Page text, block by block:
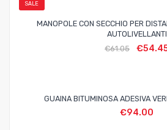
SALE
MANOPOLE CON SECCHIO PER
AUTOLIVELLANTI
€61.05 €
GUAINA BITUMINOSA ADESIVA
€94.00